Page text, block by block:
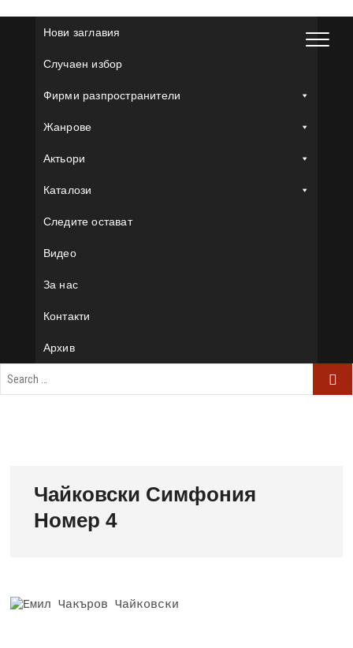
Нови заглавия
Случаен избор
Фирми разпространители
Жанрове
Актьори
Каталози
Следите остават
Видео
За нас
Контакти
Архив
Чайковски Симфония
Номер 4